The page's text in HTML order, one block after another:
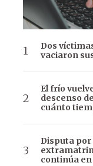
Dos
vaciaron
El frío
descenso
cuánto
Disputa por
continúa